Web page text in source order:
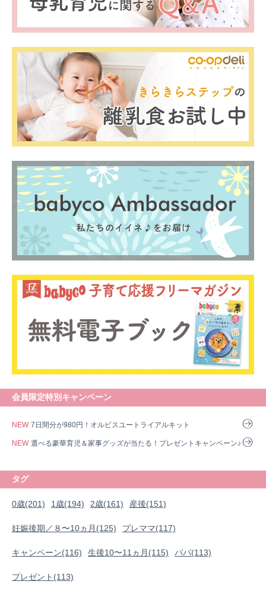
会員限定特別キャンペーン
NEW 7日間分が980円！オルビスユートライアルキット
NEW 選べる豪華育児＆家事グッズが当たる！プレゼントキャンペーン♪
タグ
0歳(201) 1歳(194) 2歳(161) 産後(151)
妊娠後期／８〜10ヵ月(125) プレママ(117)
キャンペーン(116) 生後10〜11ヵ月(115) パパ(113)
プレゼント(113)
プレゼント